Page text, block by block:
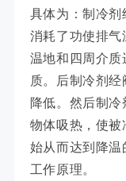
具体为：制冷剂
消耗了功使排
温地和四周介质
质。后制冷剂
降低。然后制
物体吸热，使
始从而达到降
工作原理。